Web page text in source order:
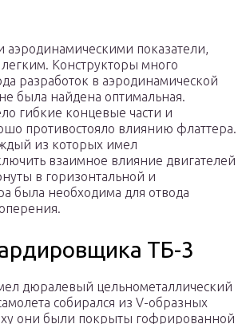
показатели,
Конструкторы много
разработок в аэродинамической
была найдена оптимальная.
гибкие концевые части и
противостояло влиянию флаттера.
из которых имел
взаимное влияние двигателей
в горизонтальной и
была необходима для отвода
ТБ-3
дюралевый цельнометаллический
собирался из V-образных
они были покрыты гофрированной